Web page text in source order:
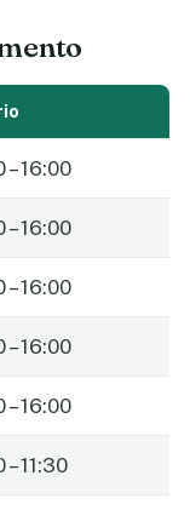
– 16:00
– 16:00
– 16:00
– 16:00
– 16:00
– 11:30